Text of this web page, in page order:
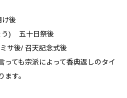
後
う) 五十日祭後
後/ 召天記念式後
っても宗派によって香典返しのタイ
ます。